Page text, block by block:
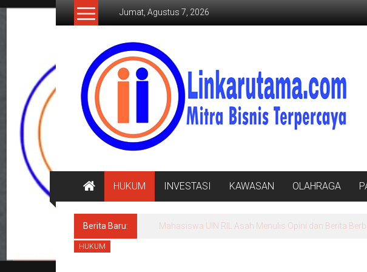
Lompat
Jumat, Agustus 7, 2026
LINKARUTAMA.COM
Mitra
Bisnis
Terpercaya
HUKUM INVESTASI KAWASAN OLAHRAGA
Berita Baru: Mahasiswa UIN RIL Asah Menulis Opini dan Berita
HUKUM